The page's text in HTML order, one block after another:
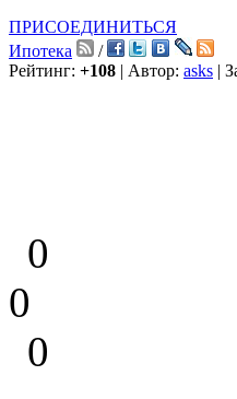
ПРИСОЕДИНИТЬСЯ
Ипотека
/
Рейтинг: +108 | Автор: asks |
0
0
0